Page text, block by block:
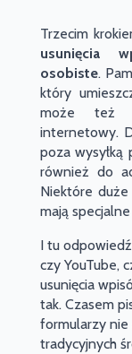
Trzecim
usunięcia
osobiste.
który
może też
internetowy.
poza wysyłką
również do
Niektóre
mają
I tu
czy YouTube,
usunięcia
tak. Czasem
formularzy nie
tradycyjnych